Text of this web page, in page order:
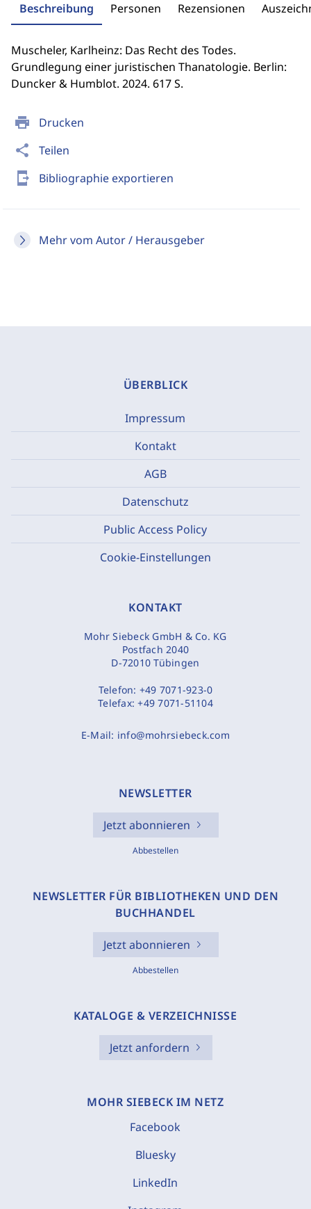
print Drucken
share Teilen
send_to_mobile Bibliographie exportieren
Mehr vom Autor / Herausgeber
Beschreibung Personen Rezensionen
Muscheler, Karlheinz: Das Recht des Todes.
Grundlegung einer juristischen Thanatologie. Berlin:
Duncker & Humblot. 2024. 617 S.
ÜBERBLICK
Impressum
Kontakt
AGB
Datenschutz
Public Access Policy
Cookie-Einstellungen
KONTAKT
Mohr Siebeck GmbH & Co. KG
Postfach 2040
D-72010 Tübingen
Telefon: +49 7071-923-0
Telefax:+49 7071-51104
E-Mail: info@mohrsiebeck.com
NEWSLETTER
Jetzt abonnieren
Abbestellen
NEWSLETTER FÜR BIBLIOTHEKEN UND DEN
BUCHHANDEL
Jetzt abonnieren
Abbestellen
KATALOGE & VERZEICHNISSE
Jetzt anfordern
MOHR SIEBECK IM NETZ
Facebook
Bluesky
LinkedIn